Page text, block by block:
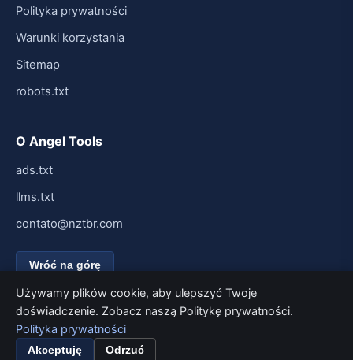
Polityka prywatności
Warunki korzystania
Sitemap
robots.txt
O Angel Tools
ads.txt
llms.txt
contato@nztbr.com
Wróć na górę
© 2026 Angel Tools. Wszelkie prawa zastrzeżone.
Stworzone z myślą o szybkości i prostocie.
Używamy plików cookie, aby ulepszyć Twoje
doświadczenie. Zobacz naszą Politykę prywatności.
Polityka prywatności
Akceptuję Odrzuć